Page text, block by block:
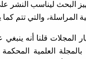
البحث ليناسب النشر
المراسلة، والتي تتم كما
المجلات قلنا أنه
بالمجلة العلمية